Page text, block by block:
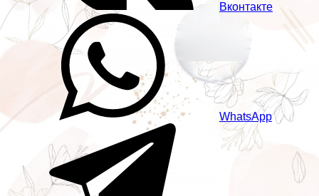
Вконтакте
WhatsApp